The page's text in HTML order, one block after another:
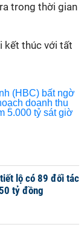
trong thời gian
kết thúc với tất
lộ có 89 đối tác
tỷ đồng